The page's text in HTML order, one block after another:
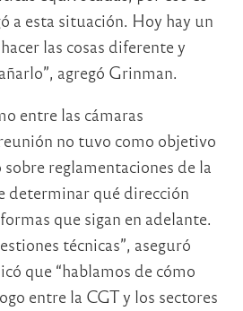
a esta situación. Hoy hay un
las cosas diferente y
agregó Grinman.
entre las cámaras
no tuvo como objetivo
reglamentaciones de la
determinar qué dirección
que sigan en adelante.
técnicas”, aseguró
que “hablamos de cómo
entre la CGT y los sectores